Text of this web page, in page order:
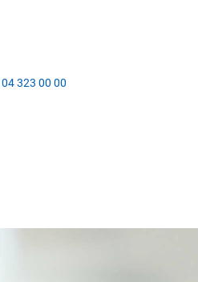
04 323 00 00